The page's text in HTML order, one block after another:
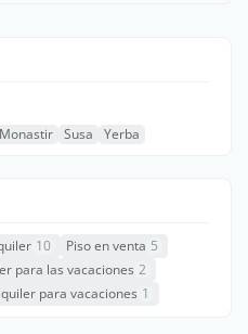
Monastir Susa Yerba
10 Piso en venta 5
para las vacaciones 2
para vacaciones 1